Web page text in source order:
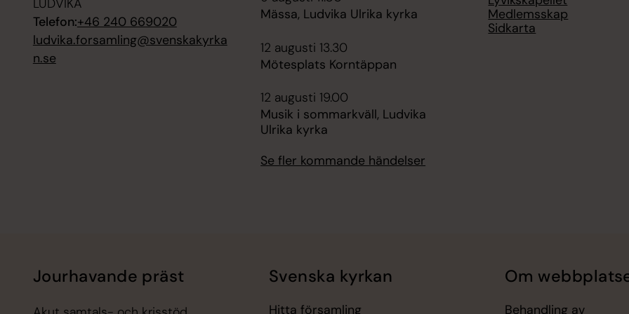
LUDVIKA
Telefon:+46 240 669020
ludvika.forsamling@svenskakyrka
n.se
Mässa, Ludvika Ulrika kyrka
12 augusti 13.30
Mötesplats Korntäppan
12 augusti 19.00
Musik i sommarkväll, Ludvika
Ulrika kyrka
Se fler kommande händelser
Medlemsskap
Sidkarta
Jourhavande präst Svenska kyrkan
Hitta församling
Om
Behandling av